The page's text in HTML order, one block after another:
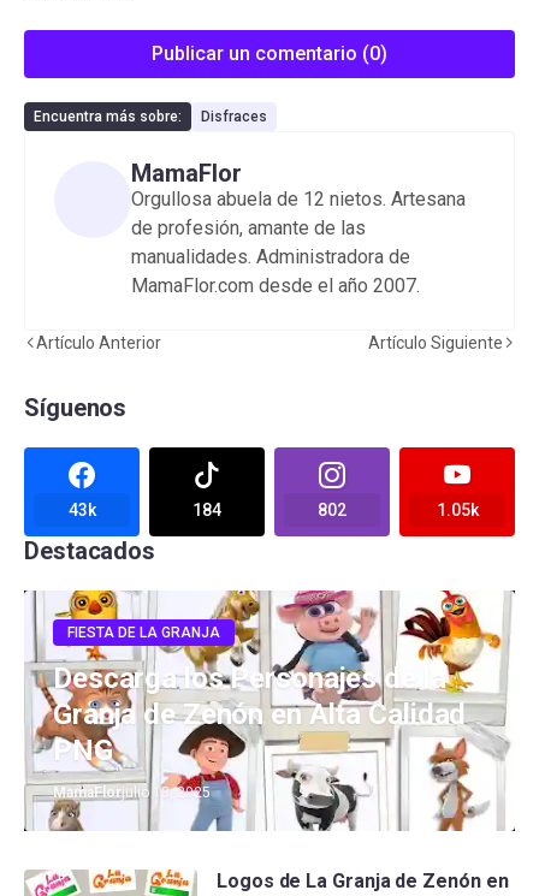
Publicar un comentario (0)
Encuentra más sobre: Disfraces
MamaFlor
Orgullosa abuela de 12 nietos. Artesana
de profesión, amante de las
manualidades. Administradora de
MamaFlor.com desde el año 2007.
Artículo Anterior Artículo Siguiente
Síguenos
43k 184 802 1.05k
Destacados
FIESTA DE LA GRANJA
Descarga los Personajes de la
Granja de Zenón en Alta Calidad
PNG
MamaFlorjulio 13, 2025
Logos de La Granja de Zenón en